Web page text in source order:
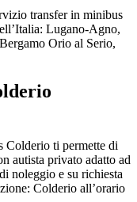
transfer in minibus
Lugano-Agno,
Orio al Serio,
Colderio ti permette di
autista privato adatto ad
noleggio e su richiesta
Colderio all’orario